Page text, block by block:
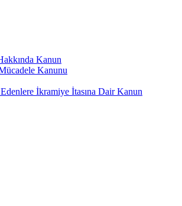
Kanun
Kanunu
İkramiye İtasına Dair Kanun